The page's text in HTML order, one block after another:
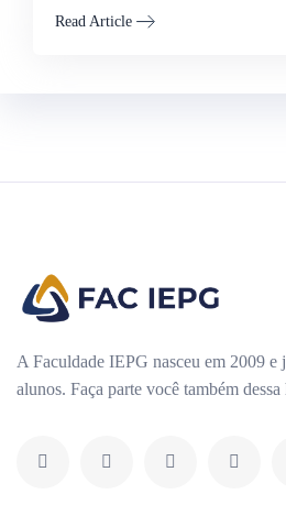
Read Article
A Faculdade IEPG nasceu em 2009 e
alunos. Faça parte você também